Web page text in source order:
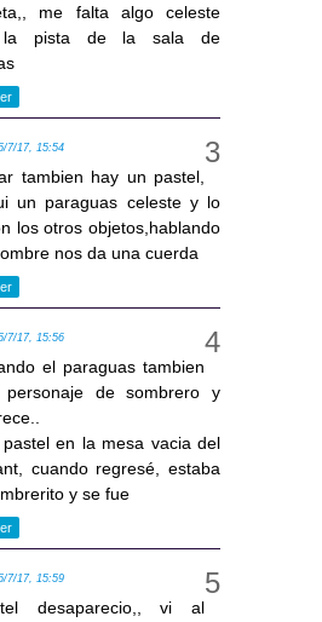
me falta algo celeste
la pista de la sala de
7/17, 15:54
tambien hay un pastel,
un paraguas celeste y lo
los otros objetos,hablando
nos da una cuerda
7/17, 15:56
el paraguas tambien
de sombrero y
en la mesa vacia del
cuando regresé, estaba
y se fue
7/17, 15:59
desaparecio,, vi al